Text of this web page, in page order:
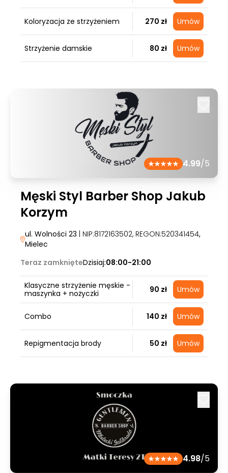
Koloryzacja ze strzyżeniem 270 zł Umów
Strzyżenie damskie 80 zł Umów
4.99/5
Męski Styl Barber Shop Jakub
Korzym
ul. Wolności 23 | NIP:8172163502, REGON:520341454,
Mielec
Teraz zamknięteDzisiaj:08:00-21:00
Klasyczne strzyżenie męskie -
maszynka + nożyczki
90 zł Umów
Combo 140 zł Umów
Repigmentacja brody 50 zł Umów
4.98/5